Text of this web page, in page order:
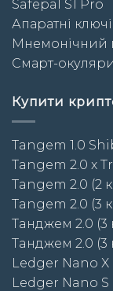
Safepal S1 Pro
Апаратні
Мнемонічний
Смарт-
Купити
Tangem 1.0
Tangem 2.0 x
Tangem 2.0 (2
Tangem 2.0 (3
Taнджем 2.0 (3
Taнджем 2.0 (3
Ledger Nano
Ledger Nano S